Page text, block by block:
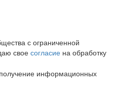
с ограниченной
свое согласие на обработку
информационных